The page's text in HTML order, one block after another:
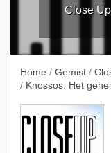
Close
Home / Gemist /
/ Knossos. Het